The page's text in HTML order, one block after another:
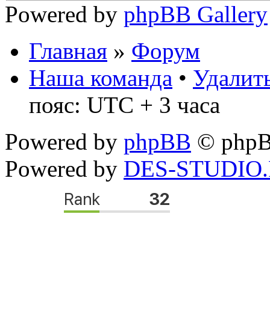
Powered by phpBB Gallery
Главная » Форум
Наша команда •
пояс: UTC + 3 часа
Powered by phpBB ©
Powered by DES-